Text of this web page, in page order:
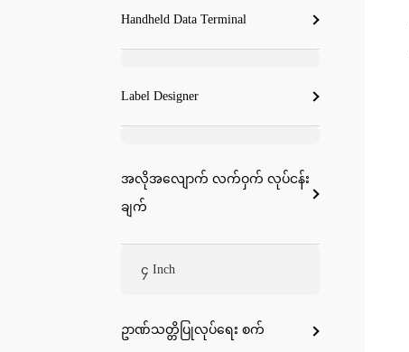
Handheld Data Terminal
Label Designer
အလိုအလျောက် လက်ဝှက် လုပ်ငန်း
ချက်
၄ Inch
ဥာဏ်သတ္တိပြုလုပ်ရေး စက်